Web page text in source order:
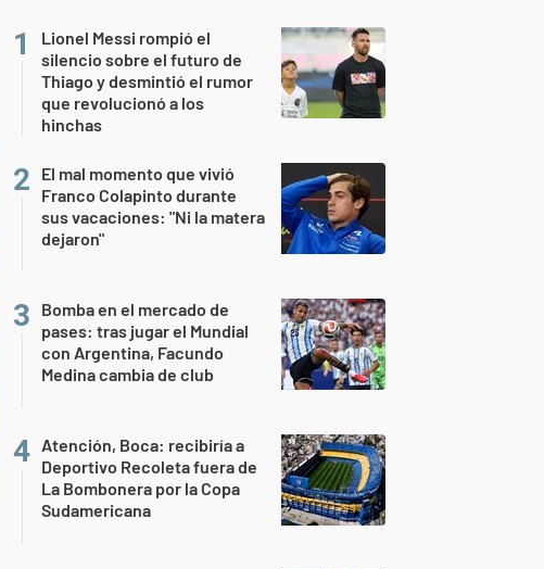
Lionel Messi rompió el
silencio sobre el futuro de
Thiago y desmintió el rumor
que revolucionó a los
hinchas
El mal momento que vivió
Franco Colapinto durante
sus vacaciones: "Ni la matera
dejaron"
Bomba en el mercado de
pases: tras jugar el Mundial
con Argentina, Facundo
Medina cambia de club
Atención, Boca: recibiría a
Deportivo Recoleta fuera de
La Bombonera por la Copa
Sudamericana